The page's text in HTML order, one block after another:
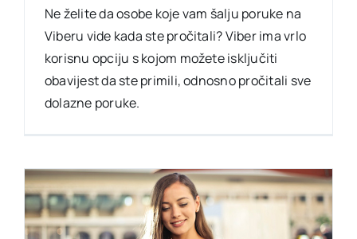
Ne želite da osobe koje vam šalju poruke na
Viberu vide kada ste pročitali? Viber ima vrlo
korisnu opciju s kojom možete isključiti
obavijest da ste primili, odnosno pročitali sve
dolazne poruke.